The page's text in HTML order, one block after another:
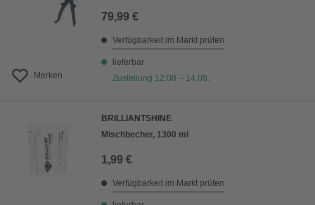
Merken
79,99 €
Verfügbarkeit im Markt prüfen
lieferbar
Zustellung 12.08. - 14.08.
BRILLIANTSHINE
Mischbecher, 1300 ml
1,99 €
Verfügbarkeit im Markt prüfen